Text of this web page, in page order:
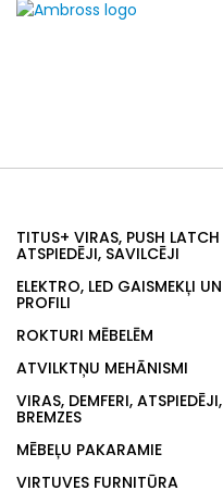
TITUS+ VIRAS, PUSH LATCH
ATSPIEDĒJI, SAVILCĒJI
ELEKTRO, LED GAISMEKĻI UN
PROFILI
ROKTURI MĒBELĒM
ATVILKTŅU MEHĀNISMI
VIRAS, DEMFERI, ATSPIEDĒJI,
BREMZES
MĒBEĻU PAKARAMIE
VIRTUVES FURNITŪRA